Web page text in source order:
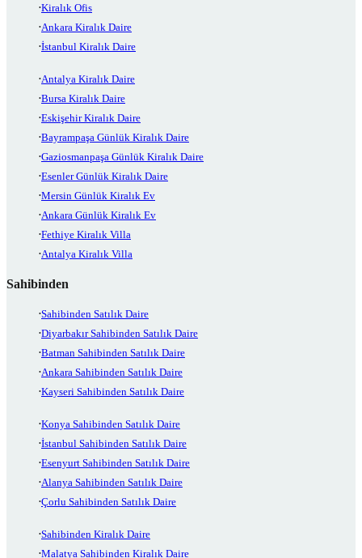
Kiralık Ofis
Ankara Kiralık Daire
İstanbul Kiralık Daire
Antalya Kiralık Daire
Bursa Kiralık Daire
Eskişehir Kiralık Daire
Bayrampaşa Günlük Kiralık Daire
Gaziosmanpaşa Günlük Kiralık Daire
Esenler Günlük Kiralık Daire
Mersin Günlük Kiralık Ev
Ankara Günlük Kiralık Ev
Fethiye Kiralık Villa
Antalya Kiralık Villa
Sahibinden
Sahibinden Satılık Daire
Diyarbakır Sahibinden Satılık Daire
Batman Sahibinden Satılık Daire
Ankara Sahibinden Satılık Daire
Kayseri Sahibinden Satılık Daire
Konya Sahibinden Satılık Daire
İstanbul Sahibinden Satılık Daire
Esenyurt Sahibinden Satılık Daire
Alanya Sahibinden Satılık Daire
Çorlu Sahibinden Satılık Daire
Sahibinden Kiralık Daire
Malatya Sahibinden Kiralık Daire